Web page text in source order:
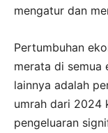
mengatur dan
Pertumbuhan
merata di semua
lainnya adalah
umrah dari 2024
pengeluaran